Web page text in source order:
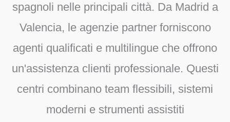
spagnoli nelle principali città. Da Madrid a
Valencia, le agenzie partner forniscono
agenti qualificati e multilingue che offrono
un'assistenza clienti professionale. Questi
centri combinano team flessibili, sistemi
moderni e strumenti assistiti